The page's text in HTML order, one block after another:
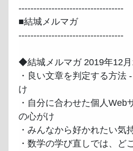
-----------------------------------
■結城メルマガ
-----------------------------------
◆結城メルマガ 2019年12
・良い文章を判定する方法
け
・自分に合わせた個人Web
の心がけ
・みんなから好かれたい気
・数学の学び直しでは、ど